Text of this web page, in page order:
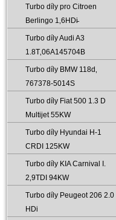
Turbo díly pro Citroen
Berlingo 1‚6HDi̵
Turbo díly Audi A3
1.8T‚06A145704B
Turbo díly BMW 118d‚
767378-5014S
Turbo díly Fiat 500 1.3 D
Multijet 55KW
Turbo díly Hyundai H-1
CRDI 125KW
Turbo díly KIA Carnival I.
2‚9TDI 94KW
Turbo díly Peugeot 206 2.0
HDi